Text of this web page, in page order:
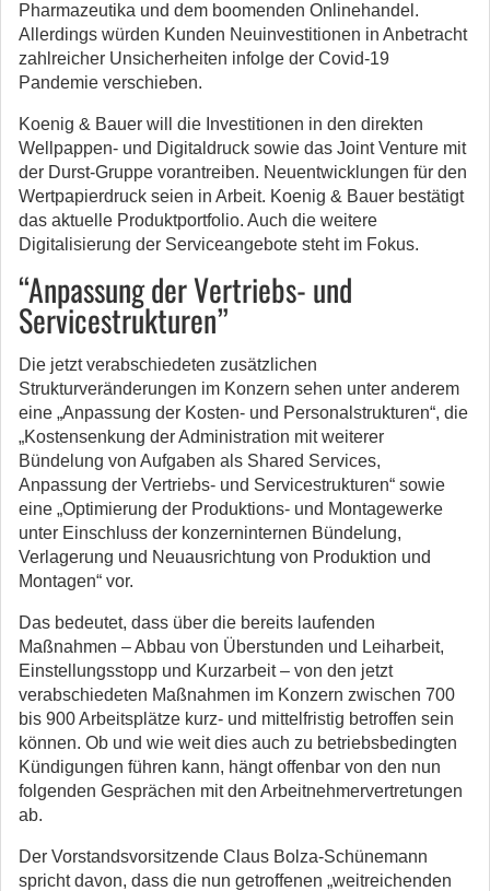
Pharmazeutika und dem boomenden Onlinehandel.
Allerdings würden Kunden Neuinvestitionen in Anbetracht
zahlreicher Unsicherheiten infolge der Covid-19
Pandemie verschieben.
Koenig & Bauer will die Investitionen in den direkten
Wellpappen- und Digitaldruck sowie das Joint Venture mit
der Durst-Gruppe vorantreiben. Neuentwicklungen für den
Wertpapierdruck seien in Arbeit. Koenig & Bauer bestätigt
das aktuelle Produktportfolio. Auch die weitere
Digitalisierung der Serviceangebote steht im Fokus.
“Anpassung der Vertriebs- und
Servicestrukturen”
Die jetzt verabschiedeten zusätzlichen
Strukturveränderungen im Konzern sehen unter anderem
eine „Anpassung der Kosten- und Personalstrukturen“, die
„Kostensenkung der Administration mit weiterer
Bündelung von Aufgaben als Shared Services,
Anpassung der Vertriebs- und Servicestrukturen“ sowie
eine „Optimierung der Produktions- und Montagewerke
unter Einschluss der konzerninternen Bündelung,
Verlagerung und Neuausrichtung von Produktion und
Montagen“ vor.
Das bedeutet, dass über die bereits laufenden
Maßnahmen – Abbau von Überstunden und Leiharbeit,
Einstellungsstopp und Kurzarbeit – von den jetzt
verabschiedeten Maßnahmen im Konzern zwischen 700
bis 900 Arbeitsplätze kurz- und mittelfristig betroffen sein
können. Ob und wie weit dies auch zu betriebsbedingten
Kündigungen führen kann, hängt offenbar von den nun
folgenden Gesprächen mit den Arbeitnehmervertretungen
ab.
Der Vorstandsvorsitzende Claus Bolza-Schünemann
spricht davon, dass die nun getroffenen „weitreichenden